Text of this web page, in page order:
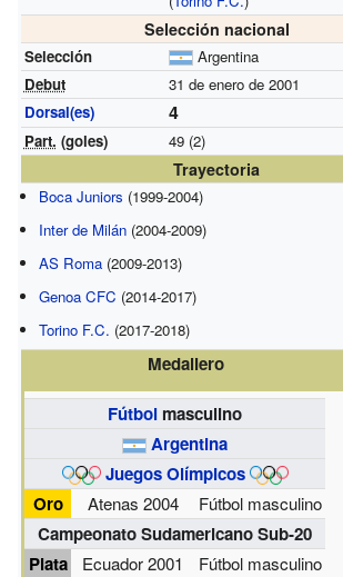
Selección nacional
Selección
Argentina
Debut
31 de enero de 2001
Dorsal(es)
4
Part. (goles) 49 (2)
Trayectoria
Boca Juniors (1999-2004)
Inter de Milán (2004-2009)
AS Roma (2009-2013)
Genoa CFC (2014-2017)
Torino F.C. (2017-2018)
Medallero
Fútbol masculino
Argentina
Juegos Olímpicos
Oro
Atenas 2004 Fútbol masculino
Campeonato Sudamericano Sub-20
Plata
Ecuador 2001 Fútbol masculino